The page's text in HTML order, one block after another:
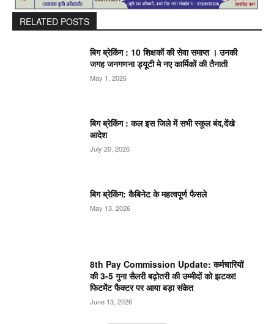
RELATED POSTS
बिग ब्रेकिंग : 10 शिक्षकों की सेवा समाप्त । उनकी
जगह जनगणना ड्यूटी मे नए कार्मिकों की तैनाती
May 1, 2026
बिग ब्रेकिंग : कल इस जिले में सभी स्कूल बंद,देंखे
आदेश
July 20, 2026
बिग ब्रेकिंग: कैबिनेट के महत्वपूर्ण फैसले
May 13, 2026
8th Pay Commission Update: कर्मचारियों
की 3-5 गुना सैलरी बढ़ोतरी की उम्मीदों को झटका!
फिटमेंट फैक्टर पर आया बड़ा संकेत
June 13, 2026